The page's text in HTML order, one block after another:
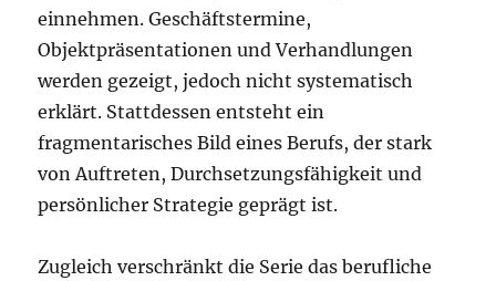
einnehmen. Geschäftstermine,
Objektpräsentationen und Verhandlungen
werden gezeigt, jedoch nicht systematisch
erklärt. Stattdessen entsteht ein
fragmentarisches Bild eines Berufs, der stark
von Auftreten, Durchsetzungsfähigkeit und
persönlicher Strategie geprägt ist.
Zugleich verschränkt die Serie das berufliche